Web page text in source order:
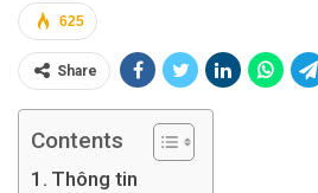
625
Share
Contents
Thông tin